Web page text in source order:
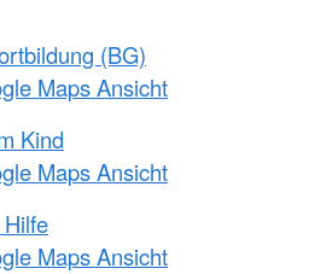
(BG)
Maps Ansicht
Kind
Maps Ansicht
Maps Ansicht